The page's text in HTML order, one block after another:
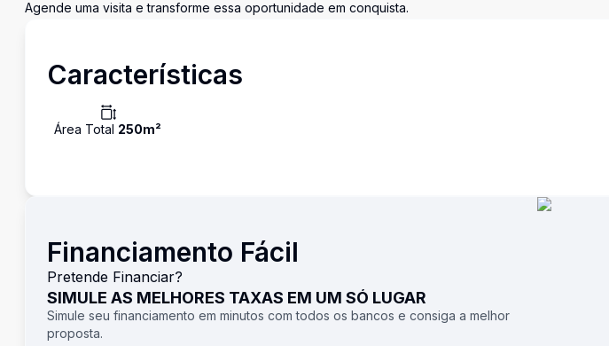
Agende uma visita e transforme essa oportunidade em conquista.
Características
Área Total 250m²
Financiamento Fácil
Pretende Financiar?
SIMULE AS MELHORES TAXAS EM UM SÓ LUGAR
Simule seu financiamento em minutos com todos os bancos e consiga a melhor
proposta.